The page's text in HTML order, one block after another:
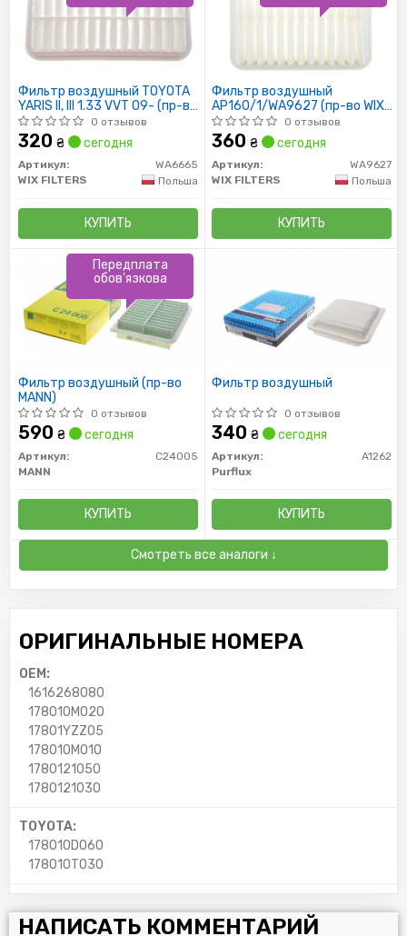
Фильтр воздушный TOYOTA
YARIS II, III 1.33 VVT 09- (пр-во
WIX-FILTERS)0 отзывов
320 ₴ сегодня
Артикул:
WA6665
WIX FILTERS
Польша
КУПИТЬ
Фильтр воздушный
AP160/1/WA9627 (пр-во WIX-
Filtron)
0 отзывов
360 ₴ сегодня
Артикул:
WA9627
WIX FILTERS
Польша
КУПИТЬ
Фильтр воздушный (пр-во
MANN)
0 отзывов
590 ₴ сегодня
Артикул:
C24005
MANN
КУПИТЬ
Передплата
обов'язкова
Фильтр воздушный
0 отзывов
340 ₴ сегодня
Артикул:
A1262
Purflux
КУПИТЬ
Смотреть все аналоги ↓
ОРИГИНАЛЬНЫЕ НОМЕРА
OEM:
1616268080
178010M020
17801YZZ05
178010M010
1780121050
1780121030
TOYOTA:
178010D060
178010T030
НАПИСАТЬ КОММЕНТАРИЙ